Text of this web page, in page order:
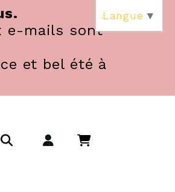
e-mails sont
et bel été à
Langue ▼